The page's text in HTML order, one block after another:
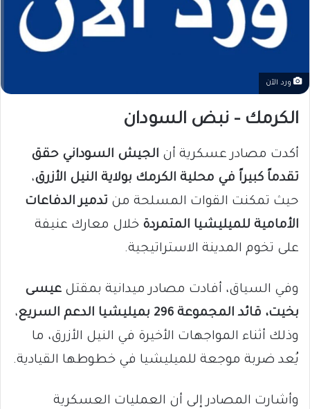
ورد الآن
الكرمك – نبض السودان
أكدت مصادر عسكرية أن الجيش السوداني حقق
تقدماً كبيراً في محلية الكرمك بولاية النيل الأزرق،
حيث تمكنت القوات المسلحة من تدمير الدفاعات
الأمامية للميليشيا المتمردة خلال معارك عنيفة
على تخوم المدينة الاستراتيجية.
وفي السياق، أفادت مصادر ميدانية بمقتل عيسى
بخيت، قائد المجموعة 296 بميليشيا الدعم السريع
،
وذلك أثناء المواجهات الأخيرة في النيل الأزرق، ما
يُعد ضربة موجعة للميليشيا في خطوطها القيادية.
وأشارت المصادر إلى أن العمليات العسكرية